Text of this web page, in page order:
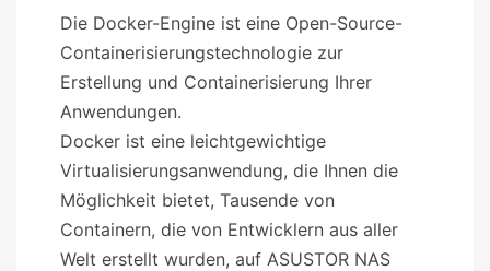
Die Docker-Engine ist eine Open-Source-
Containerisierungstechnologie zur
Erstellung und Containerisierung Ihrer
Anwendungen.
Docker ist eine leichtgewichtige
Virtualisierungsanwendung, die Ihnen die
Möglichkeit bietet, Tausende von
Containern, die von Entwicklern aus aller
Welt erstellt wurden, auf ASUSTOR NAS